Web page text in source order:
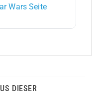
Wars Seite
DIESER